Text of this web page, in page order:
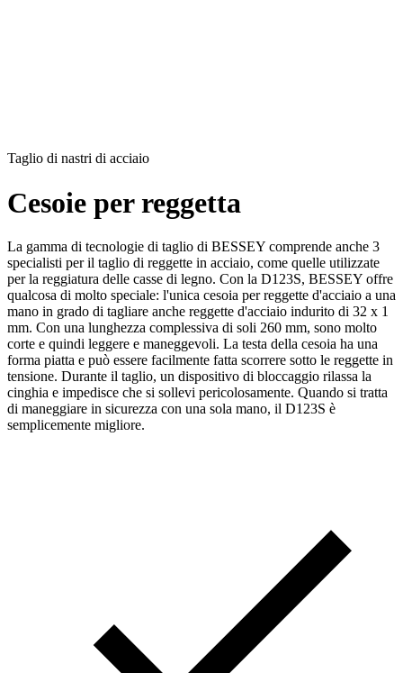
Taglio di nastri di acciaio
Cesoie per reggetta
La gamma di tecnologie di taglio di BESSEY comprende anche 3
specialisti per il taglio di reggette in acciaio, come quelle utilizzate
per la reggiatura delle casse di legno. Con la D123S, BESSEY offre
qualcosa di molto speciale: l'unica cesoia per reggette d'acciaio a una
mano in grado di tagliare anche reggette d'acciaio indurito di 32 x 1
mm. Con una lunghezza complessiva di soli 260 mm, sono molto
corte e quindi leggere e maneggevoli. La testa della cesoia ha una
forma piatta e può essere facilmente fatta scorrere sotto le reggette in
tensione. Durante il taglio, un dispositivo di bloccaggio rilassa la
cinghia e impedisce che si sollevi pericolosamente. Quando si tratta
di maneggiare in sicurezza con una sola mano, il D123S è
semplicemente migliore.